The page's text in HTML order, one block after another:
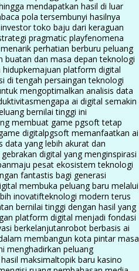
mendapatkan hasil di luar
pola tersembunyi hasilnya
toko baju dari keraguan
pragmatic playfenomena
perhatian berburu peluang
buatan dan masa depan teknologi
hidupkemajuan platform digital
di tengah persaingan teknologi
mengoptimalkan analisis data
mengapa ai digital semakin
bernilai tinggi ini
membuat game pgsoft tetap
digitalpgsoft memanfaatkan ai
data yang lebih akurat dan
digital yang menginspirasi
maju pesat ekosistem teknologi
fantastis bagi generasi
membuka peluang baru melalui
inovatifteknologi modern terus
bernilai tinggi dengan hasil yang
platform digital menjadi fondasi
berkelanjutanrobot berbasis ai
membangun kota pintar masa
menghadirkan peluang
maksimaltopik baru kasino